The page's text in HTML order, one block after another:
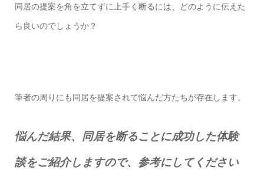
同居の提案を角を立てずに上手く断るには、どのように伝えた
ら良いのでしょうか？
筆者の周りにも同居を提案されて悩んだ方たちが存在します。
悩んだ結果、同居を断ることに成功した体験
談をご紹介しますので、参考にしてください